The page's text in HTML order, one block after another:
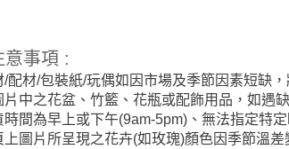
意事項 :
/配材/包裝紙/玩偶如因市場及季節因素短缺
片中之花盆、竹籃、花瓶或配飾用品，如遇
時間為早上或下午(9am-5pm)、無法指定特
上圖片所呈現之花卉(如玫瑰)顏色因季節溫